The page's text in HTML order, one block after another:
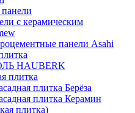
с керамическим
панели Asahi
HAUBERK
плитка
плитка Берёза
плитка Керамин
плитка)